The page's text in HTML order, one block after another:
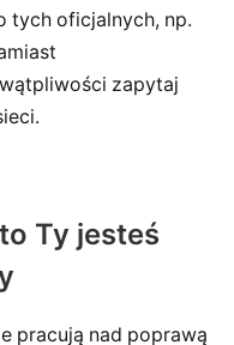
tych oficjalnych, np.
wątpliwości zapytaj
Ty jesteś
pracują nad poprawą